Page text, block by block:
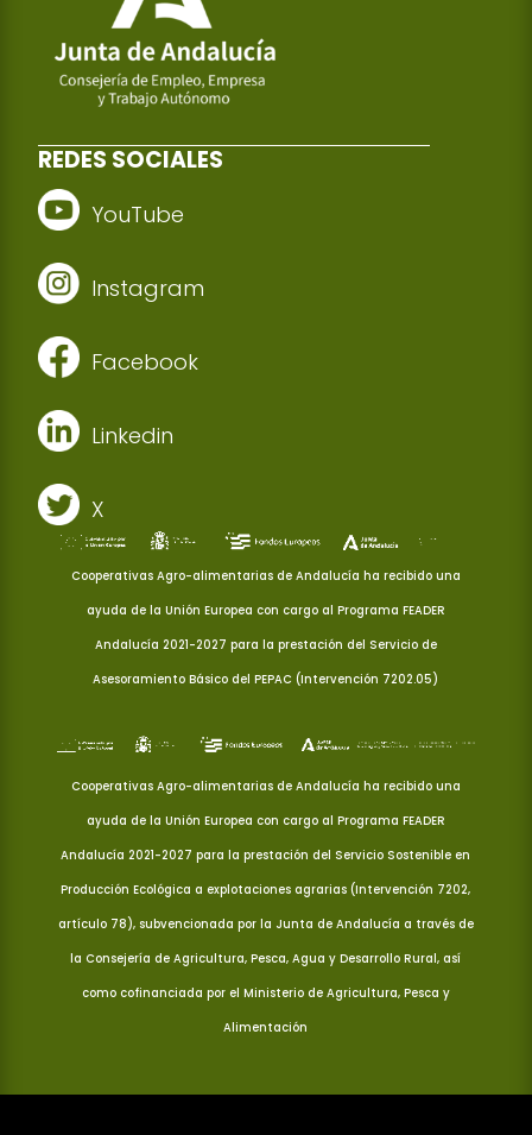
REDES SOCIALES
YouTube
Instagram
Facebook
Linkedin
X
Cooperativas Agro-alimentarias de Andalucía ha recibido una
ayuda de la Unión Europea con cargo al Programa FEADER
Andalucía 2021-2027 para la prestación del Servicio de
Asesoramiento Básico del PEPAC (Intervención 7202.05)
Cooperativas Agro-alimentarias de Andalucía ha recibido una
ayuda de la Unión Europea con cargo al Programa FEADER
Andalucía 2021-2027 para la prestación del Servicio Sostenible en
Producción Ecológica a explotaciones agrarias (Intervención 7202,
artículo 78), subvencionada por la Junta de Andalucía a través de
la Consejería de Agricultura, Pesca, Agua y Desarrollo Rural, así
como cofinanciada por el Ministerio de Agricultura, Pesca y
Alimentación